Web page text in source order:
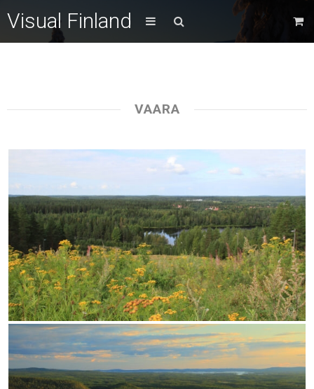
Visual Finland
VAARA